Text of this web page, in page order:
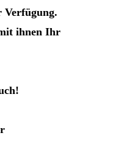
Verfügung.
ihnen Ihr